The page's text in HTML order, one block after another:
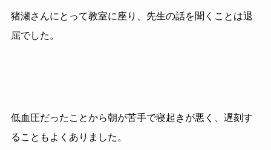
猪瀬さんにとって教室に座り、先生の話を聞くことは退
屈でした。
低血圧だったことから朝が苦手で寝起きが悪く、遅刻す
ることもよくありました。